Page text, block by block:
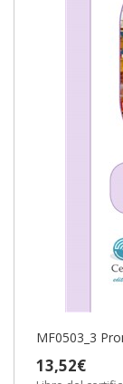
MF0503_3
13,52€